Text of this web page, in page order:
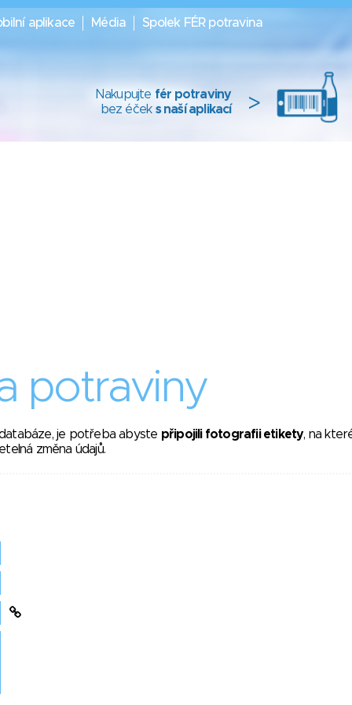
aplikace Média Spolek FÉR potravina
Nakupujte fér potraviny
bez éček s naší aplikací >
potraviny
je potřeba abyste připojili fotografii etikety, na
změna údajů.